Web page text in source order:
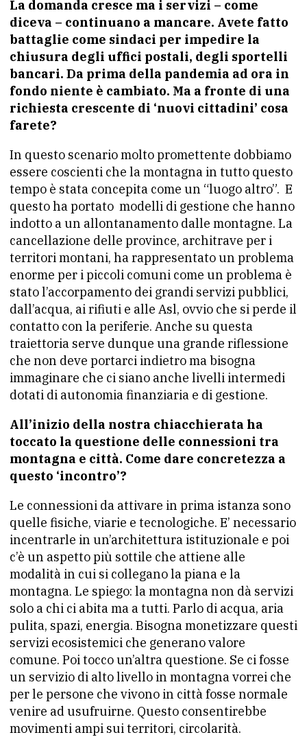
La domanda cresce ma i servizi – come
diceva – continuano a mancare. Avete fatto
battaglie come sindaci per impedire la
chiusura degli uffici postali, degli sportelli
bancari. Da prima della pandemia ad ora in
fondo niente è cambiato. Ma a fronte di una
richiesta crescente di ‘nuovi cittadini’ cosa
farete?
In questo scenario molto promettente dobbiamo
essere coscienti che la montagna in tutto questo
tempo è stata concepita come un “luogo altro”. E
questo ha portato modelli di gestione che hanno
indotto a un allontanamento dalle montagne. La
cancellazione delle province, architrave per i
territori montani, ha rappresentato un problema
enorme per i piccoli comuni come un problema è
stato l’accorpamento dei grandi servizi pubblici,
dall’acqua, ai rifiuti e alle Asl, ovvio che si perde il
contatto con la periferie. Anche su questa
traiettoria serve dunque una grande riflessione
che non deve portarci indietro ma bisogna
immaginare che ci siano anche livelli intermedi
dotati di autonomia finanziaria e di gestione.
All’inizio della nostra chiacchierata ha
toccato la questione delle connessioni tra
montagna e città. Come dare concretezza a
questo ‘incontro’?
Le connessioni da attivare in prima istanza sono
quelle fisiche, viarie e tecnologiche. E’ necessario
incentrarle in un’architettura istituzionale e poi
c’è un aspetto più sottile che attiene alle
modalità in cui si collegano la piana e la
montagna. Le spiego: la montagna non dà servizi
solo a chi ci abita ma a tutti. Parlo di acqua, aria
pulita, spazi, energia. Bisogna monetizzare questi
servizi ecosistemici che generano valore
comune. Poi tocco un’altra questione. Se ci fosse
un servizio di alto livello in montagna vorrei che
per le persone che vivono in città fosse normale
venire ad usufruirne. Questo consentirebbe
movimenti ampi sui territori, circolarità.